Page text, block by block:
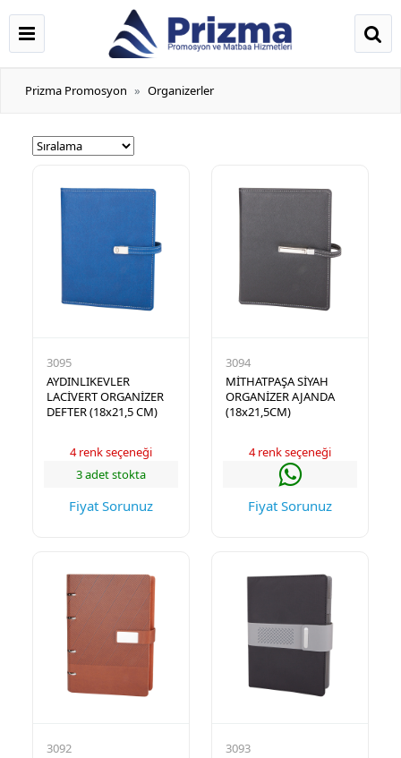
Prizma Promosyon Organizerler
3095
AYDINLIKEVLER
LACİVERT ORGANİZER
DEFTER (18x21,5 CM)
4 renk seçeneği
3 adet stokta
Fiyat Sorunuz
3094
MİTHATPAŞA SİYAH
ORGANİZER AJANDA
(18x21,5CM)
4 renk seçeneği
Fiyat Sorunuz
3092
3093